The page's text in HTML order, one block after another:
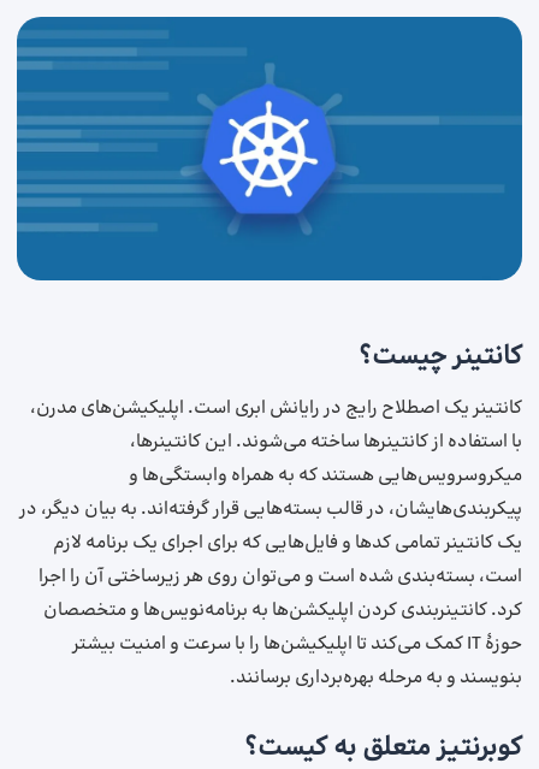
کانتینر چیست؟
کانتینر یک اصطلاح رایج در رایانش ابری است. اپلیکیشن‌های مدرن،
با استفاده از کانتینرها ساخته می‌شوند. این کانتینرها،
میکروسرویس‌هایی هستند که به همراه وابستگی‌ها و
پیکربندی‌هایشان، در قالب بسته‌هایی قرار گرفته‌اند. به بیان دیگر، در
یک کانتینر تمامی کدها و فایل‌هایی که برای اجرای یک برنامه لازم
است، بسته‌بندی شده است و می‌توان روی هر زیرساختی آن را اجرا
کرد. کانتینربندی کردن اپلیکشن‌ها به برنامه‌نویس‌ها و متخصصان
حوزهٔ IT کمک می‌کند تا اپلیکیشن‌ها را با سرعت و امنیت بیشتر
بنویسند و به مرحله بهره‌برداری برسانند.
کوبرنتیز متعلق به کیست؟